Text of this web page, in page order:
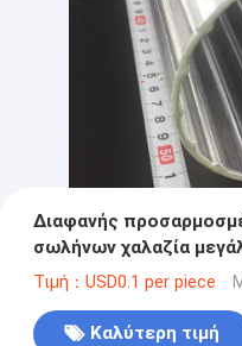
Διαφανής
σωλήνων χαλαζία
Τιμή：USD0.1 per piece
Καλύτερη τιμή